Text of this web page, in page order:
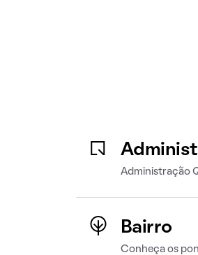
Administração
Bairro
Conheça os